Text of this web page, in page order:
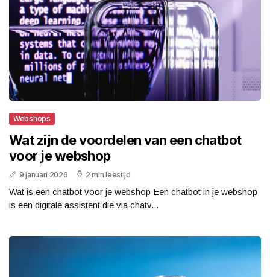
Webshops
Wat zijn de voordelen van een chatbot
voor je webshop
9 januari 2026 2 min leestijd
Wat is een chatbot voor je webshop Een chatbot in je webshop
is een digitale assistent die via chatv...